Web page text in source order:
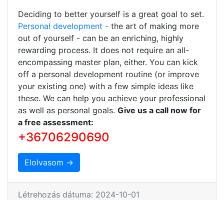
Deciding to better yourself is a great goal to set.
Personal development - the art of making more
out of yourself - can be an enriching, highly
rewarding process. It does not require an all-
encompassing master plan, either. You can kick
off a personal development routine (or improve
your existing one) with a few simple ideas like
these. We can help you achieve your professional
as well as personal goals. Give us a call now for
a free assessment:
+36706290690
Elolvasom →
Létrehozás dátuma: 2024-10-01